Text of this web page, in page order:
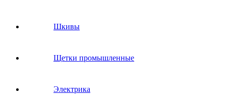
Шкивы
Щетки промышленные
Электрика